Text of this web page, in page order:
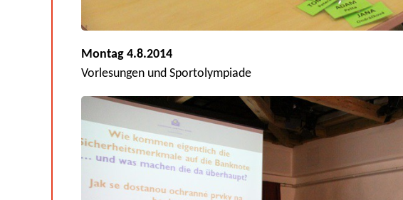
Montag 4.8.2014
Vorlesungen und Sportolympiade